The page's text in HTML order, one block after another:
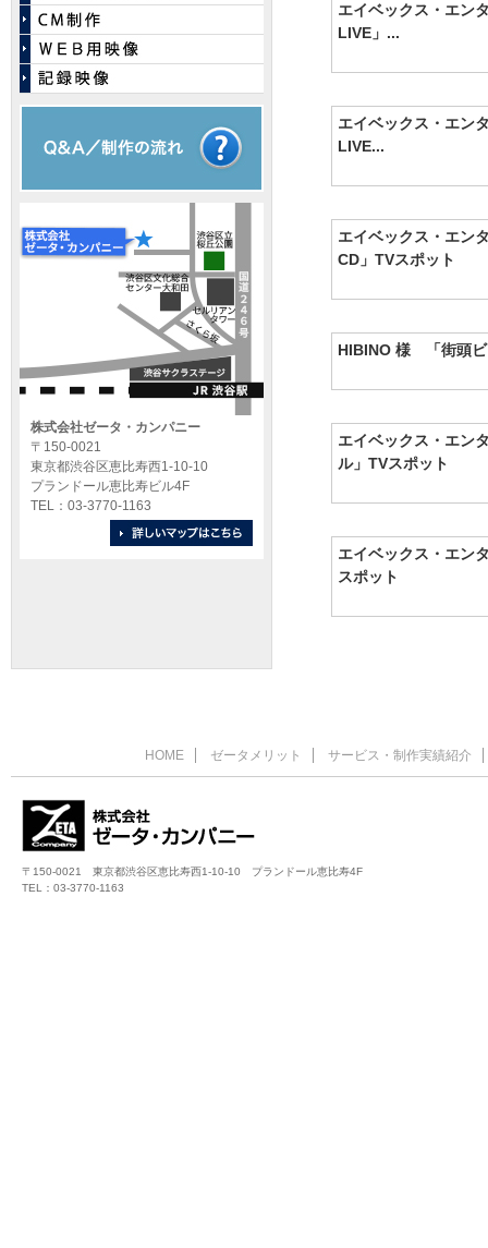
株式会社ゼータ・カンパニー
〒150-0021
東京都渋谷区恵比寿西1-10-10
プランドール恵比寿ビル4F
TEL：03-3770-1163
エイベックス・エン
LIVE」...
エイベックス・エン
LIVE...
エイベックス・エン
CD」TVスポット
HIBINO 様 「街頭ビ
エイベックス・エン
ル」TVスポット
エイベックス・エン
スポット
HOME ゼータメリット サービス・制作実績紹介
〒150-0021 東京都渋谷区恵比寿西1-10-10 プランドール恵比寿4F
TEL：03-3770-1163